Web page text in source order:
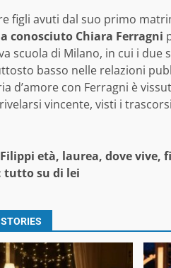
figli avuti dal suo primo
conosciuto Chiara Ferragni
scuola di Milano, in cui i
basso nelle relazioni
d’amore con Ferragni è
vincente, visti i
età, laurea, dove vive,
tutto su di lei